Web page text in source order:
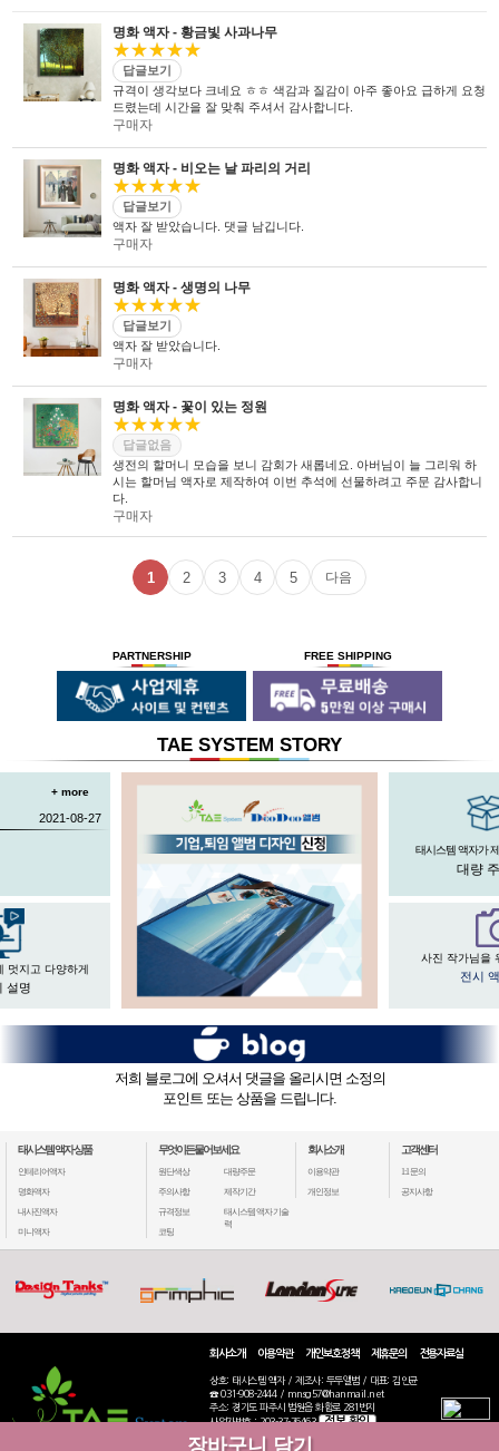
명화 액자 - 황금빛 사과나무
★★★★★
답글보기
규격이 생각보다 크네요 ㅎㅎ 색감과 질감이 아주 좋아요 급하게 요청
드렸는데 시간을 잘 맞춰 주셔서 감사합니다.
구매자
명화 액자 - 비오는 날 파리의 거리
★★★★★
답글보기
액자 잘 받았습니다. 댓글 남깁니다.
구매자
명화 액자 - 생명의 나무
★★★★★
답글보기
액자 잘 받았습니다.
구매자
명화 액자 - 꽃이 있는 정원
★★★★★
답글없음
생전의 할머니 모습을 보니 감회가 새롭네요. 아버님이 늘 그리워 하
시는 할머님 액자로 제작하여 이번 추석에 선물하려고 주문 감사합니
다.
구매자
1 2 3 4 5 다음
PARTNERSHIP FREE SHIPPING
TAE SYSTEM STORY
+ more
2021-08-27
태시스템 액자가
대량
멋지고 다양하게
설명
사진 작가님을
전시
저희 블로그에 오셔서 댓글을 올리시면 소정의
포인트 또는 상품을 드립니다.
태시스템 액자 상품
인테리어액자
명화액자
내사진액자
미니액자
무엇이든물어보세요
원단색상
주의사항
규격정보
코팅
대량주문
제작기간
태시스템 액자 기술
력
회사소개
이용약관
개인정보
고객센터
1:1 문의
공지사항
회사소개 이용약관 개인보호정책 제휴문의 전용자료실
상호: 태시스템 액자 / 제조사: 두두앨범 / 대표: 김인균
☎ 031-908-2444 / mnsg57@hanmail.net
주소: 경기도 파주시 법원읍 화합로 281번지
사업자번호 : 203-37-76463
정보 확인
통신판매: 2020-고양일산동-2770
장바구니 담기